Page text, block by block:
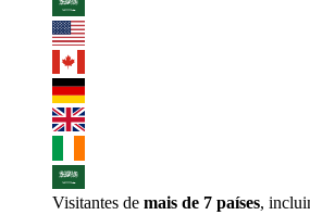
Visitantes de mais de 7 países,